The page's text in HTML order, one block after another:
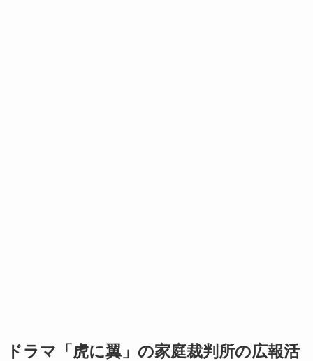
ドラマ「虎に翼」の家庭裁判所の広報活